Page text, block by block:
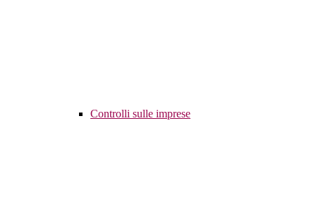
Controlli sulle imprese